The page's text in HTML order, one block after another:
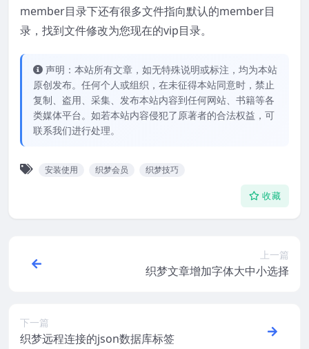
member目录下还有很多文件指向默认的member目
录，找到文件修改为您现在的vip目录。
声明：本站所有文章，如无特殊说明或标注，均为本站
原创发布。任何个人或组织，在未征得本站同意时，禁止
复制、盗用、采集、发布本站内容到任何网站、书籍等各
类媒体平台。如若本站内容侵犯了原著者的合法权益，可
联系我们进行处理。
安装使用 织梦会员 织梦技巧
收藏
上一篇
织梦文章增加字体大中小选择
下一篇
织梦远程连接的json数据库标签